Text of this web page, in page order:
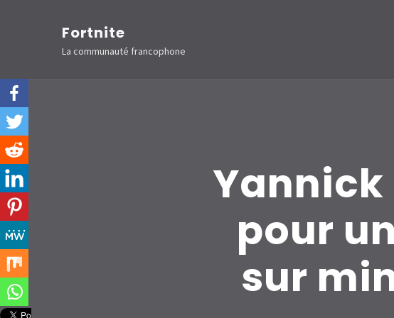
(Pressez
Entrée)
Fortnite
La communauté francophone
pour
sur